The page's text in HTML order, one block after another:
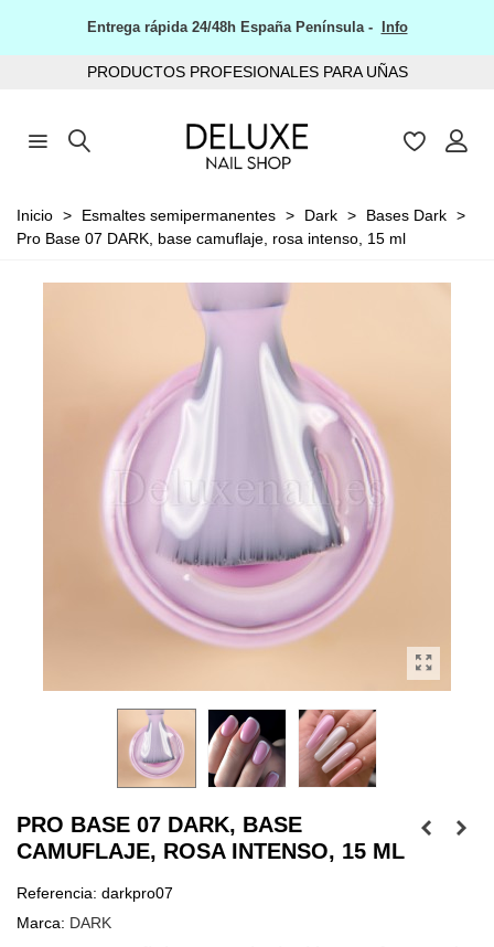
Entrega rápida 24/48h España Península - Info
PRODUCTOS PROFESIONALES PARA UÑAS
Inicio > Esmaltes semipermanentes > Dark > Bases Dark >
Pro Base 07 DARK, base camuflaje, rosa intenso, 15 ml
PRO BASE 07 DARK, BASE
CAMUFLAJE, ROSA INTENSO, 15 ML
Referencia: darkpro07
Marca: DARK